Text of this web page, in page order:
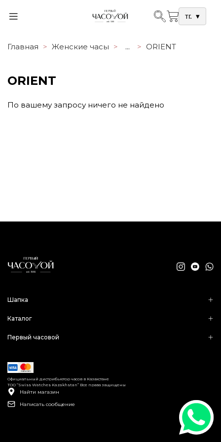
тг. ▾
Главная Женские часы ... ORIENT
ORIENT
По вашему запросу ничего не найдено
Шапка
Каталог
Первый часовой
Найти магазин
Написать сообщение
ТОО “Swiss Watches Kazakhstan” Все права защищены
Официальный дистрибьютор часов в Казахстане